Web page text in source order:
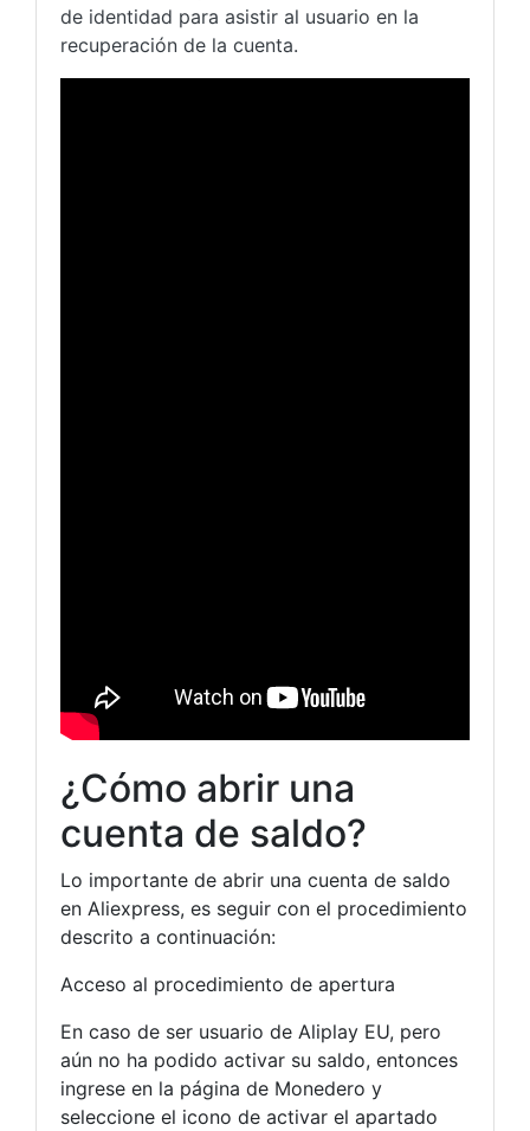
de identidad para asistir al usuario en la
recuperación de la cuenta.
¿Cómo abrir una
cuenta de saldo?
Lo importante de abrir una cuenta de saldo
en Aliexpress, es seguir con el procedimiento
descrito a continuación:
Acceso al procedimiento de apertura
En caso de ser usuario de Aliplay EU, pero
aún no ha podido activar su saldo, entonces
ingrese en la página de Monedero y
seleccione el icono de activar el apartado